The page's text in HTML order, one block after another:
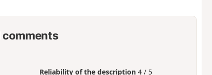
comments
Reliability of the description 4 / 5